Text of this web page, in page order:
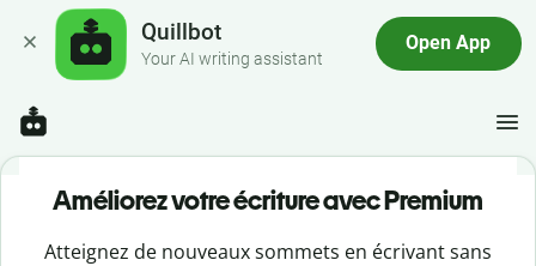
Quillbot
Your AI writing assistant
Open App
Améliorez votre écriture avec Premium
Atteignez de nouveaux sommets en écrivant sans